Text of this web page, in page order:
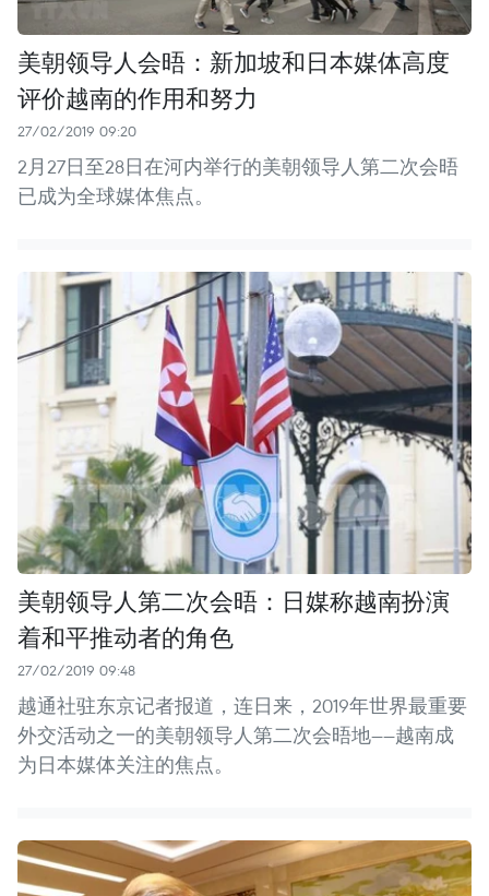
美朝领导人会晤：新加坡和日本媒体高度
评价越南的作用和努力
27/02/2019 09:20
2月27日至28日在河内举行的美朝领导人第二次会晤
已成为全球媒体焦点。
美朝领导人第二次会晤：日媒称越南扮演
着和平推动者的角色
27/02/2019 09:48
越通社驻东京记者报道，连日来，2019年世界最重要
外交活动之一的美朝领导人第二次会晤地——越南成
为日本媒体关注的焦点。